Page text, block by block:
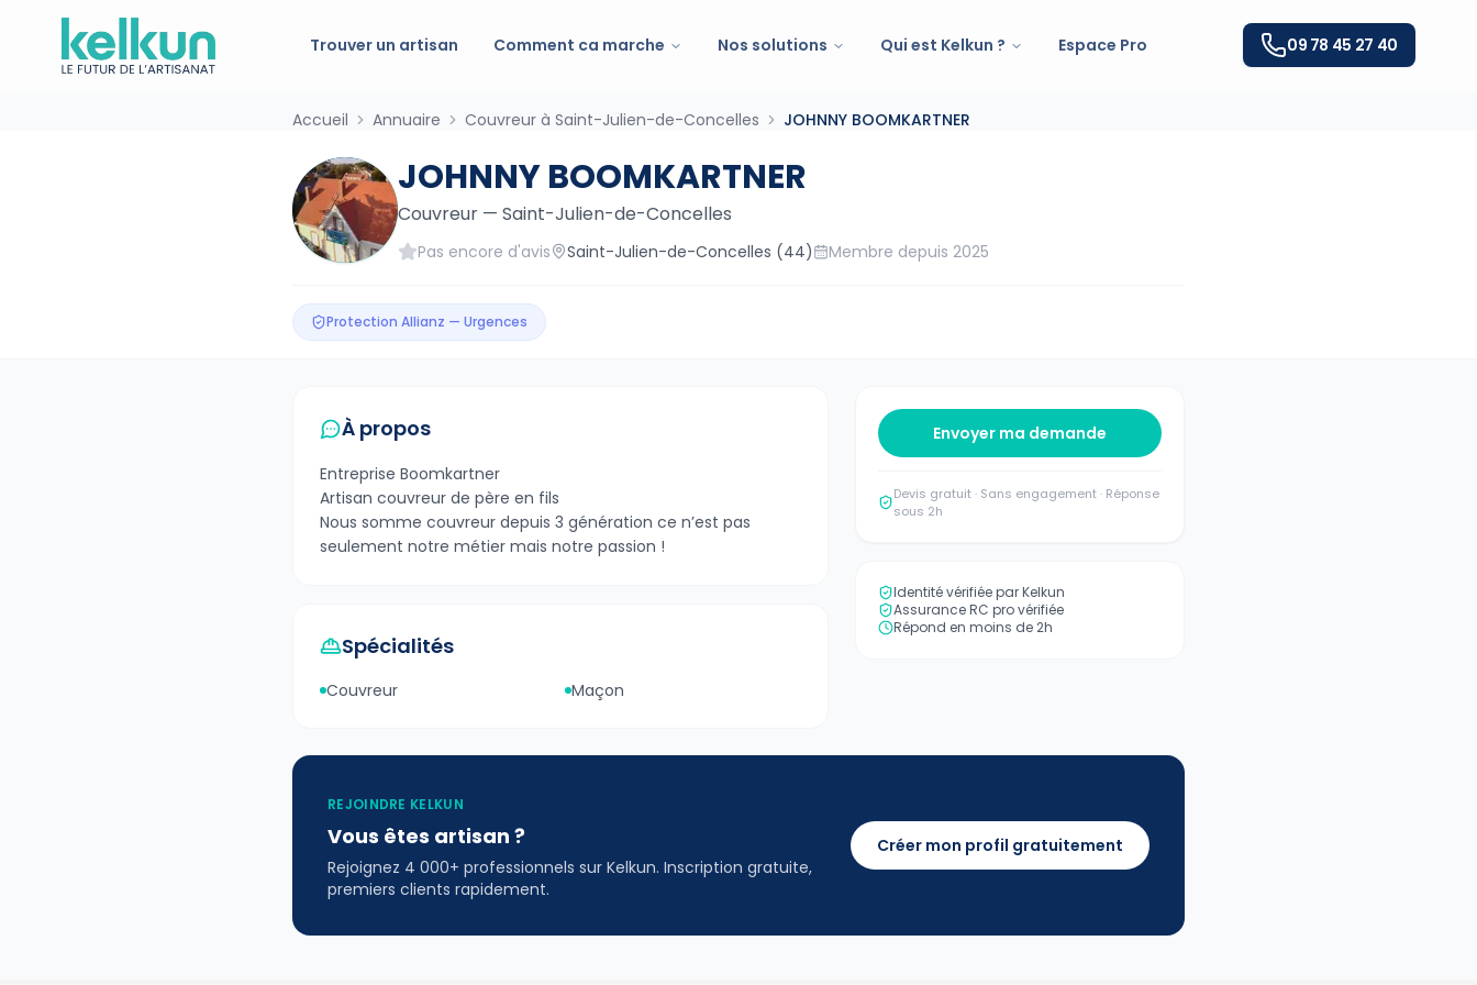
Trouver un artisan Comment ca marche Nos solutions Qui est Kelkun ? Espace Pro 09 78 45 27 40
Accueil Annuaire Couvreur à Saint-Julien-de-Concelles JOHNNY BOOMKARTNER
JOHNNY BOOMKARTNER
Couvreur — Saint-Julien-de-Concelles
Pas encore d'avis Saint-Julien-de-Concelles (44) Membre depuis 2025
Protection Allianz — Urgences
À propos
Entreprise Boomkartner
Artisan couvreur de père en fils
Nous somme couvreur depuis 3 génération ce n’est pas
seulement notre métier mais notre passion !
Spécialités
Couvreur Maçon
Envoyer ma demande
Devis gratuit · Sans engagement · Réponse
sous 2h
Identité vérifiée par Kelkun
Assurance RC pro vérifiée
Répond en moins de 2h
REJOINDRE KELKUN
Vous êtes artisan ?
Rejoignez 4 000+ professionnels sur Kelkun. Inscription gratuite,
premiers clients rapidement.
Créer mon profil gratuitement